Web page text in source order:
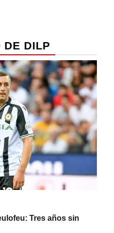
DE DILP
Tres años sin